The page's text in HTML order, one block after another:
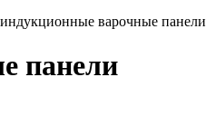
варочные панели
панели